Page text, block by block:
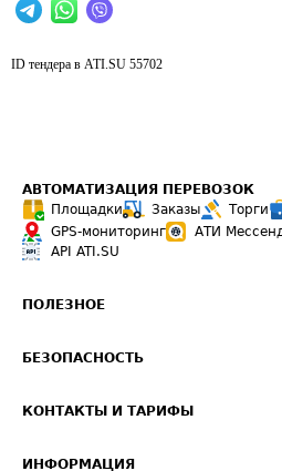
ID тендера в ATI.SU 55702
АВТОМАТИЗАЦИЯ ПЕРЕВОЗОК
Площадки
Заказы Торги
GPS-мониторинг
АТИ
API ATI.SU
ПОЛЕЗНОЕ
Звезды ATI.SU на вашем сайте
Средние ставки
БЕЗОПАСНОСТЬ
Светофор+
КОНТАКТЫ И ТАРИФЫ
ИНФОРМАЦИЯ